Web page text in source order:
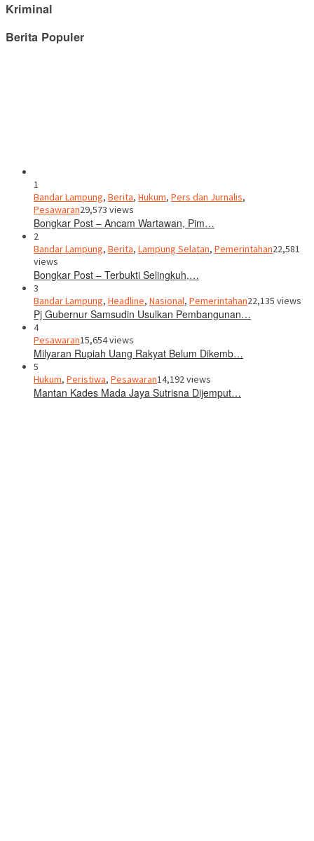
Kriminal
Berita Populer
1
Bandar Lampung, Berita, Hukum, Pers dan Jurnalis,
Pesawaran29,573 views
Bongkar Post – Ancam Wartawan, Pim…
2
Bandar Lampung, Berita, Lampung Selatan, Pemerintahan22,581
views
Bongkar Post – Terbukti Selingkuh,…
3
Bandar Lampung, Headline, Nasional, Pemerintahan22,135 views
Pj Gubernur Samsudin Usulkan Pembangunan…
4
Pesawaran15,654 views
Milyaran Rupiah Uang Rakyat Belum Dikemb…
5
Hukum, Peristiwa, Pesawaran14,192 views
Mantan Kades Mada Jaya Sutrisna Dijemput…